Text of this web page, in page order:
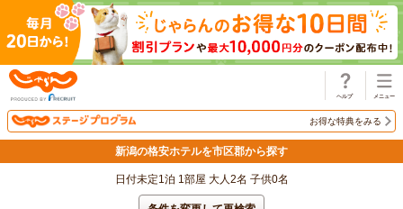
お得な特典をみる
新潟の格安ホテルを市区郡から探す
日付未定1泊 1部屋 大人2名 子供0名